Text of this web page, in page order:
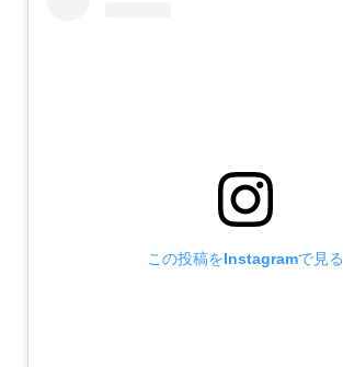
この投稿をInstagramで見る